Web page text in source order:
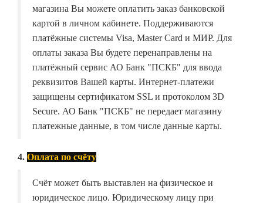
магазина Вы можете оплатить заказ банковской
картой в личном кабинете. Поддерживаются
платёжные системы Visa, Master Card и МИР. Для
оплаты заказа Вы будете перенаправлены на
платёжный сервис АО Банк "ПСКБ" для ввода
реквизитов Вашей карты. Интернет-платежи
защищены сертификатом SSL и протоколом 3D
Secure. АО Банк "ПСКБ" не передает магазину
платежные данные, в том числе данные карты.
4. Оплата по счёту
Счёт может быть выставлен на физическое и
юридическое лицо. Юридическому лицу при